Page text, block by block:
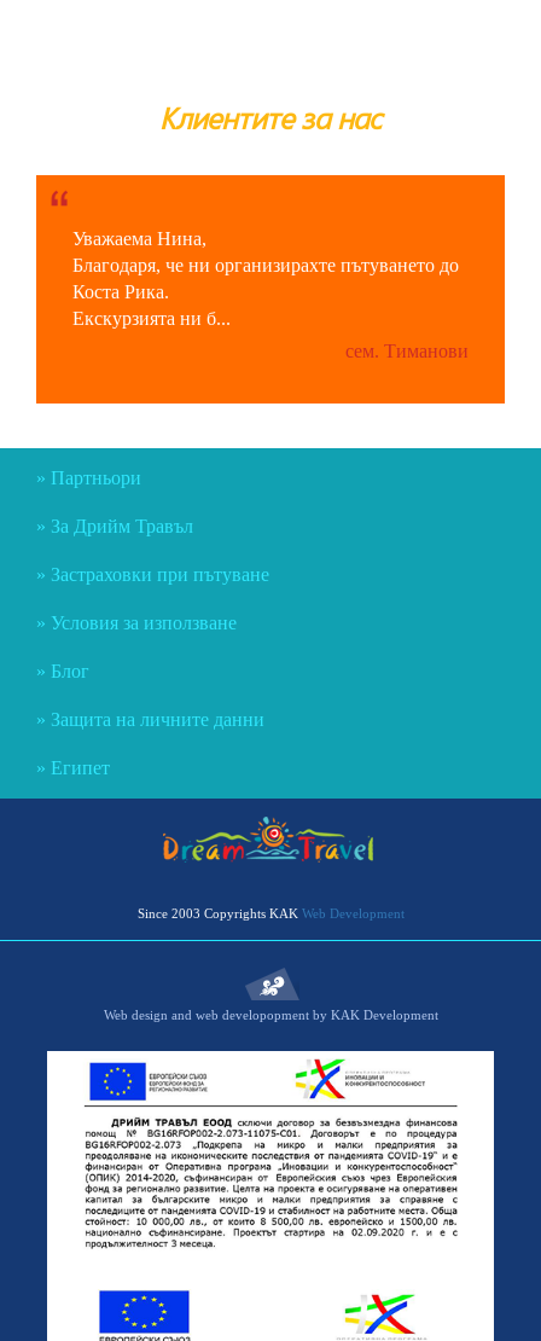
Клиентите за нас
Уважаема Нина,
Благодаря, че ни организирахте пътуването до
Коста Рика.
Екскурзията ни б...
сем. Тиманови
Партньори
За Дрийм Травъл
Застраховки при пътуване
Условия за използване
Блог
Защита на личните данни
Египет
Since 2003 Copyrights KAK Web Development
Web design and web developopment by KAK Development